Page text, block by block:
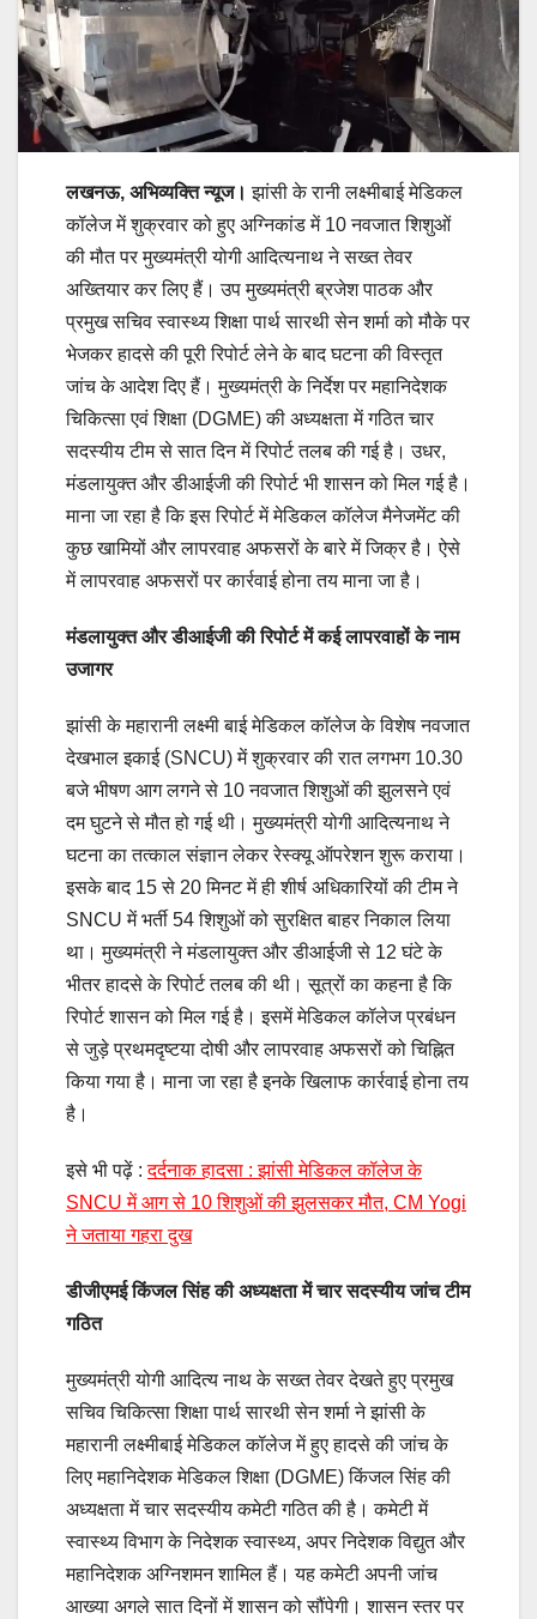
लखनऊ, अभिव्यक्ति न्यूज। झांसी के रानी लक्ष्मीबाई मेडिकल
कॉलेज में शुक्रवार को हुए अग्निकांड में 10 नवजात शिशुओं
की मौत पर मुख्यमंत्री योगी आदित्यनाथ ने सख्त तेवर
अख्तियार कर लिए हैं। उप मुख्यमंत्री ब्रजेश पाठक और
प्रमुख सचिव स्वास्थ्य शिक्षा पार्थ सारथी सेन शर्मा को मौके पर
भेजकर हादसे की पूरी रिपोर्ट लेने के बाद घटना की विस्तृत
जांच के आदेश दिए हैं। मुख्यमंत्री के निर्देश पर महानिदेशक
चिकित्सा एवं शिक्षा (DGME) की अध्यक्षता में गठित चार
सदस्यीय टीम से सात दिन में रिपोर्ट तलब की गई है। उधर,
मंडलायुक्त और डीआईजी की रिपोर्ट भी शासन को मिल गई है।
माना जा रहा है कि इस रिपोर्ट में मेडिकल कॉलेज मैनेजमेंट की
कुछ खामियों और लापरवाह अफसरों के बारे में जिक्र है। ऐसे
में लापरवाह अफसरों पर कार्रवाई होना तय माना जा है।
मंडलायुक्त और डीआईजी की रिपोर्ट में कई लापरवाहों के नाम
उजागर
झांसी के महारानी लक्ष्मी बाई मेडिकल कॉलेज के विशेष नवजात
देखभाल इकाई (SNCU) में शुक्रवार की रात लगभग 10.30
बजे भीषण आग लगने से 10 नवजात शिशुओं की झुलसने एवं
दम घुटने से मौत हो गई थी। मुख्यमंत्री योगी आदित्यनाथ ने
घटना का तत्काल संज्ञान लेकर रेस्क्यू ऑपरेशन शुरू कराया।
इसके बाद 15 से 20 मिनट में ही शीर्ष अधिकारियों की टीम ने
SNCU में भर्ती 54 शिशुओं को सुरक्षित बाहर निकाल लिया
था। मुख्यमंत्री ने मंडलायुक्त और डीआईजी से 12 घंटे के
भीतर हादसे के रिपोर्ट तलब की थी। सूत्रों का कहना है कि
रिपोर्ट शासन को मिल गई है। इसमें मेडिकल कॉलेज प्रबंधन
से जुड़े प्रथमदृष्टया दोषी और लापरवाह अफसरों को चिह्नित
किया गया है। माना जा रहा है इनके खिलाफ कार्रवाई होना तय
है।
इसे भी पढ़ें :दर्दनाक हादसा : झांसी मेडिकल कॉलेज के
SNCU में आग से 10 शिशुओं की झुलसकर मौत, CM Yogi
ने जताया गहरा दुख
डीजीएमई किंजल सिंह की अध्यक्षता में चार सदस्यीय जांच टीम
गठित
मुख्यमंत्री योगी आदित्य नाथ के सख्त तेवर देखते हुए प्रमुख
सचिव चिकित्सा शिक्षा पार्थ सारथी सेन शर्मा ने झांसी के
महारानी लक्ष्मीबाई मेडिकल कॉलेज में हुए हादसे की जांच के
लिए महानिदेशक मेडिकल शिक्षा (DGME) किंजल सिंह की
अध्यक्षता में चार सदस्यीय कमेटी गठित की है। कमेटी में
स्वास्थ्य विभाग के निदेशक स्वास्थ्य, अपर निदेशक विद्युत और
महानिदेशक अग्निशमन शामिल हैं। यह कमेटी अपनी जांच
आख्या अगले सात दिनों में शासन को सौंपेगी। शासन स्तर पर